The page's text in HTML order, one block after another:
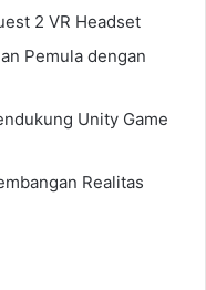
2 VR Headset
Pemula dengan
Unity Game
Realitas